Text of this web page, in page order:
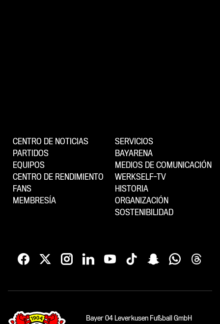
CENTRO DE NOTICIAS
PARTIDOS
EQUIPOS
CENTRO DE RENDIMIENTO
FANS
MEMBRESÍA
SERVICIOS
BAYARENA
MEDIOS DE COMUNICACIÓN
WERKSELF-TV
HISTORIA
ORGANIZACIÓN
SOSTENIBILIDAD
Bayer 04 Leverkusen Fußball GmbH